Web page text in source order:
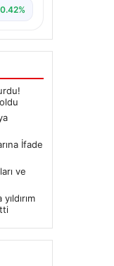
İfade
ve